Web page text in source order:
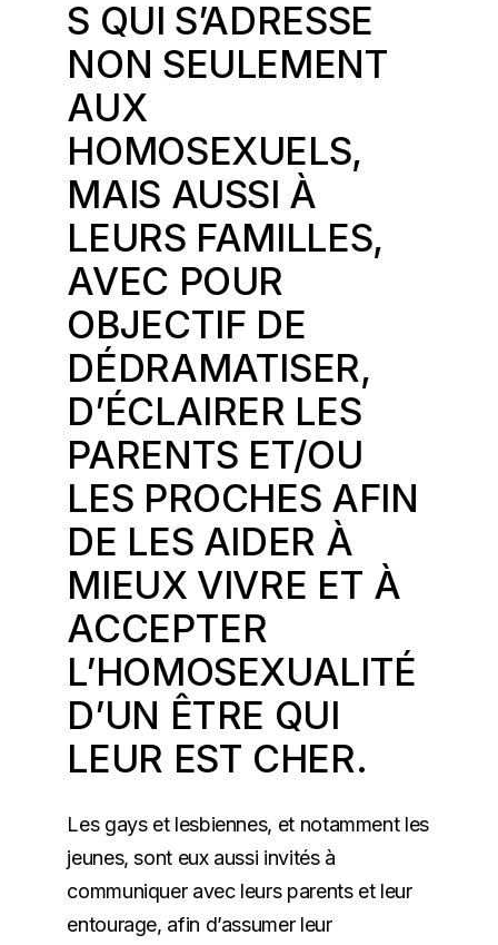
S QUI S’ADRESSE
NON SEULEMENT
AUX
HOMOSEXUELS,
MAIS AUSSI À
LEURS FAMILLES,
AVEC POUR
OBJECTIF DE
DÉDRAMATISER,
D’ÉCLAIRER LES
PARENTS ET/OU
LES PROCHES AFIN
DE LES AIDER À
MIEUX VIVRE ET À
ACCEPTER
L’HOMOSEXUALITÉ
D’UN ÊTRE QUI
LEUR EST CHER.
Les gays et lesbiennes, et notamment les
jeunes, sont eux aussi invités à
communiquer avec leurs parents et leur
entourage, afin d’assumer leur